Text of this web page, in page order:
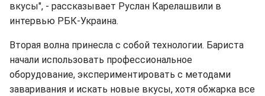
вкусы", - рассказывает Руслан Карелашвили в
интервью РБК-Украина.
Вторая волна принесла с собой технологии. Бариста
начали использовать профессиональное
оборудование, экспериментировать с методами
заваривания и искать новые вкусы, хотя обжарка все